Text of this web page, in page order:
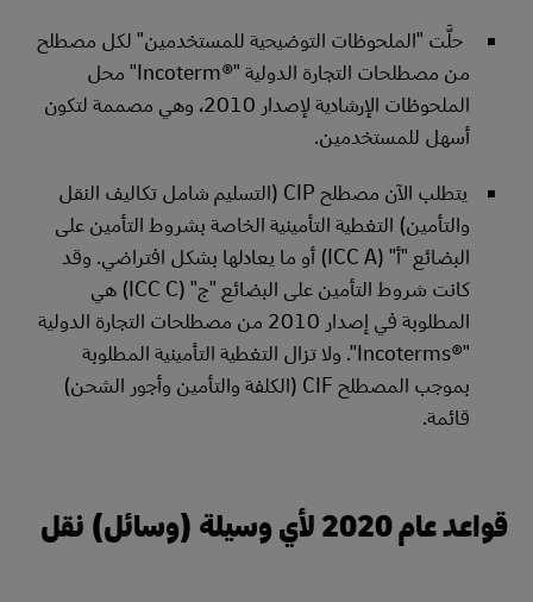
حلَّت "الملحوظات التوضيحية للمستخدمين" لكل مصطلح
من مصطلحات التجارة الدولية "Incoterm®‎" محل
الملحوظات الإرشادية لإصدار 2010، وهي مصممة لتكون
أسهل للمستخدمين.
يتطلب الآن مصطلح CIP (التسليم شامل تكاليف النقل
والتأمين) التغطية التأمينية الخاصة بشروط التأمين على
البضائع "أ" (ICC A) أو ما يعادلها بشكل افتراضي. وقد
كانت شروط التأمين على البضائع "ج" (ICC C) هي
المطلوبة في إصدار 2010 من مصطلحات التجارة الدولية
"Incoterms®‎". ولا تزال التغطية التأمينية المطلوبة
بموجب المصطلح CIF (الكلفة والتأمين وأجور الشحن)
قائمة.
قواعد عام 2020 لأي وسيلة (وسائل) نقل